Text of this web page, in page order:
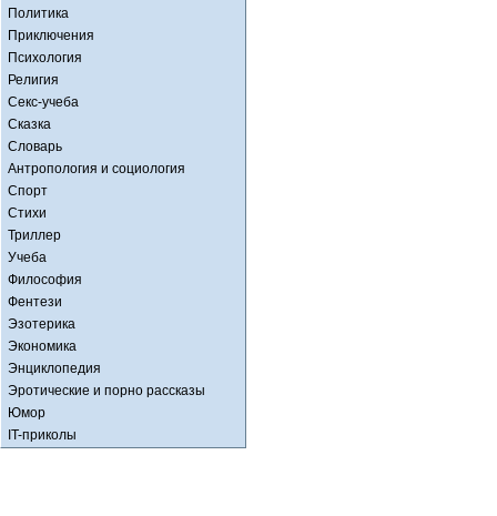
Политика
Приключения
Психология
Религия
Секс-учеба
Сказка
Словарь
Антропология и социология
Спорт
Стихи
Триллер
Учеба
Философия
Фентези
Эзотерика
Экономика
Энциклопедия
Эротические и порно рассказы
Юмор
IT-приколы